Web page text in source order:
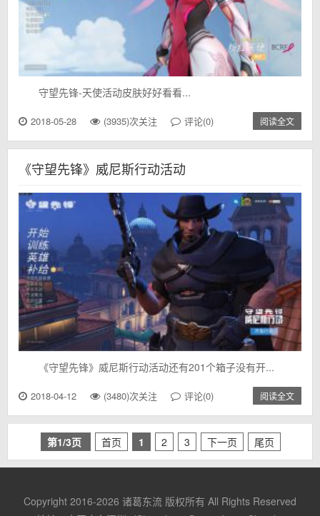
守望先锋-天使活动皮肤好好看看...
2018-05-28 (3935)次关注 评论(0) 阅读全文
《守望先锋》威尼斯行动活动
《守望先锋》威尼斯行动活动还有201个箱子没有开...
2018-04-12 (3480)次关注 评论(0) 阅读全文
第1/3页 首页 1 2 3 下一页 尾页
Copyright 2016-2026 诸葛东流 版权所有 All Rights Reserved